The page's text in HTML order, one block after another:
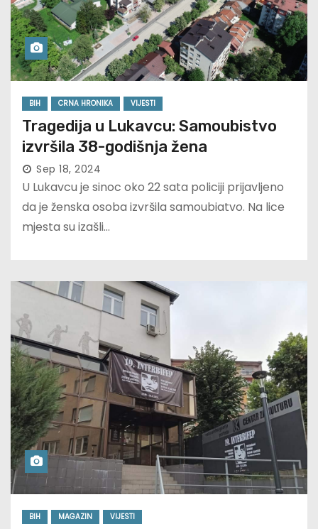
BIH CRNA HRONIKA VIJESTI
Tragedija u Lukavcu: Samoubistvo
izvršila 38-godišnja žena
Sep 18, 2024
U Lukavcu je sinoc oko 22 sata policiji prijavljeno
da je ženska osoba izvršila samoubiatvo. Na lice
mjesta su izašli…
BIH MAGAZIN VIJESTI